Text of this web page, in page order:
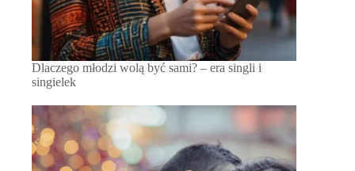
Dlaczego młodzi wolą być sami? – era singli i
singielek